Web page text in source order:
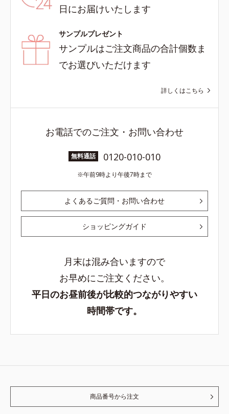
日にお届けいたします
サンプルプレゼント
サンプルはご注文商品の合計個数ま
でお選びいただけます
詳しくはこちら
お電話でのご注文・お問い合わせ
無料通話 0120-010-010
午前9時より午後7時まで
よくあるご質問・お問い合わせ
ショッピングガイド
月末は混み合いますので
お早めにご注文ください。
平日のお昼前後が比較的つながりやすい
時間帯です。
商品番号から注文